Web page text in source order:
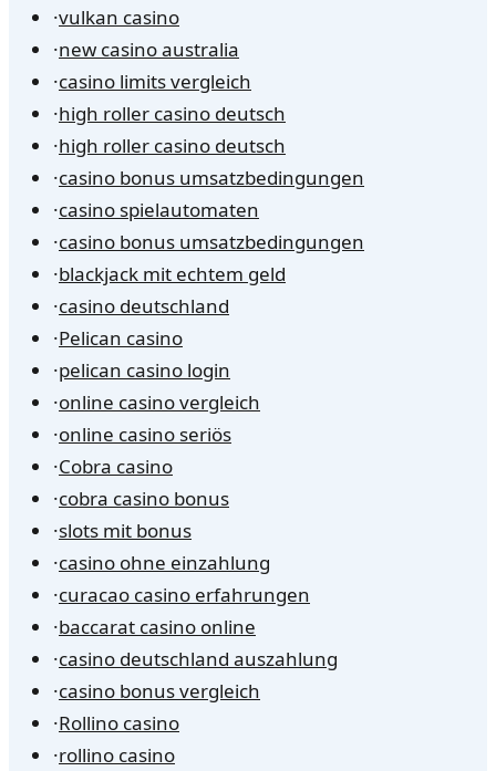
·vulkan casino
·new casino australia
·casino limits vergleich
·high roller casino deutsch
·high roller casino deutsch
·casino bonus umsatzbedingungen
·casino spielautomaten
·casino bonus umsatzbedingungen
·blackjack mit echtem geld
·casino deutschland
·Pelican casino
·pelican casino login
·online casino vergleich
·online casino seriös
·Cobra casino
·cobra casino bonus
·slots mit bonus
·casino ohne einzahlung
·curacao casino erfahrungen
·baccarat casino online
·casino deutschland auszahlung
·casino bonus vergleich
·Rollino casino
·rollino casino